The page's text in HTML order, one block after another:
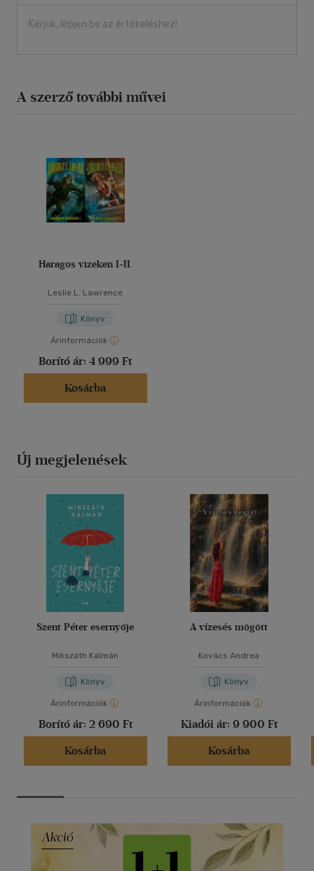
Kérjük, lépjen be az értékeléshez!
A szerző további művei
Haragos vizeken I-II.
Leslie L. Lawrence
Könyv
Árinformációk
Borító ár: 4 999 Ft
Kosárba
Új megjelenések
Szent Péter esernyője
Mikszáth Kálmán
Könyv
Árinformációk
Borító ár: 2 690 Ft
Kosárba
A vízesés mögött
Kovács Andrea
Könyv
Árinformációk
Kiadói ár: 9 900 Ft
Kosárba